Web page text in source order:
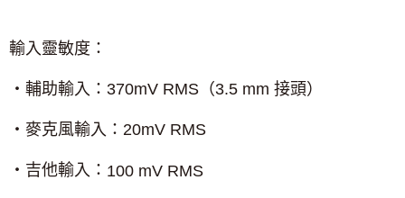
輸入靈敏度：
‧輔助輸入： 370mV RMS （3.5 mm 接頭）
‧麥克風輸入： 20mV RMS
‧吉他輸入： 100 mV RMS